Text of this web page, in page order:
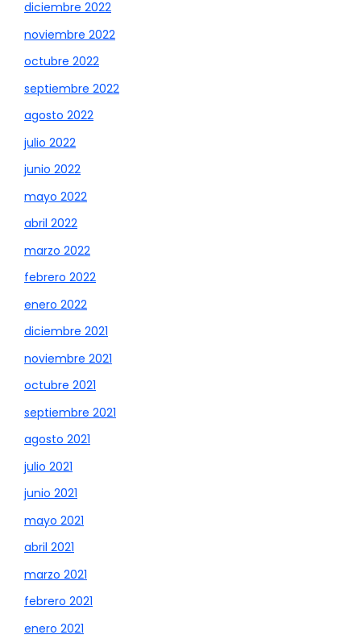
diciembre 2022
noviembre 2022
octubre 2022
septiembre 2022
agosto 2022
julio 2022
junio 2022
mayo 2022
abril 2022
marzo 2022
febrero 2022
enero 2022
diciembre 2021
noviembre 2021
octubre 2021
septiembre 2021
agosto 2021
julio 2021
junio 2021
mayo 2021
abril 2021
marzo 2021
febrero 2021
enero 2021